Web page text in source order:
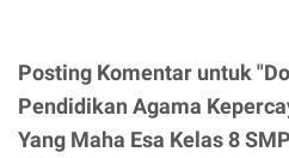
Posting Komentar untuk
Pendidikan Agama
Yang Maha Esa Kelas 8